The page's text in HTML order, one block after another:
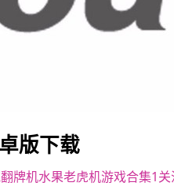
版下载
牌机水果老虎机游戏合集1